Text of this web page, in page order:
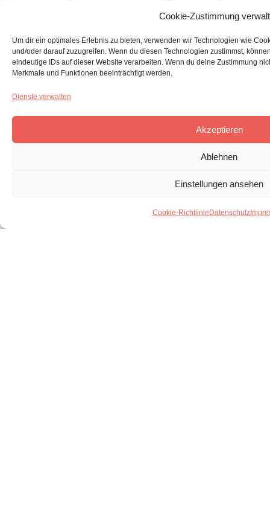
Cookie-Zustimmung
Um dir ein optimales Erlebnis zu bieten, verwenden wir Technologien wie
und/oder darauf zuzugreifen. Wenn du diesen Technologien zustimmst,
eindeutige IDs auf dieser Website verarbeiten. Wenn du deine Zustimmung
Merkmale und Funktionen beeinträchtigt werden.
Dienste verwalten
Akzeptieren
Ablehnen
Einstellungen ansehen
Cookie-Richtlinie Datenschutz
dass er der Herr ist.
Nicht, weil wir die Kraft hätten,
dies zu bewirken,
sondern weil du sie hast.
Nicht, weil unsere Pläne ausreichen,
sondern weil deine Kraft grenzenlos ist.
Die Orte, die uns überwältigen,
sind genau die Orte, die
du retten wolltest.
Komm, Herr Jesus.